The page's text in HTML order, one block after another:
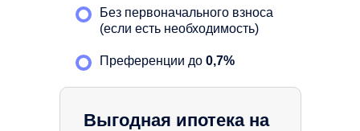
Без первоначального взноса
(если есть необходимость)
Преференции до 0,7%
Выгодная ипотека на